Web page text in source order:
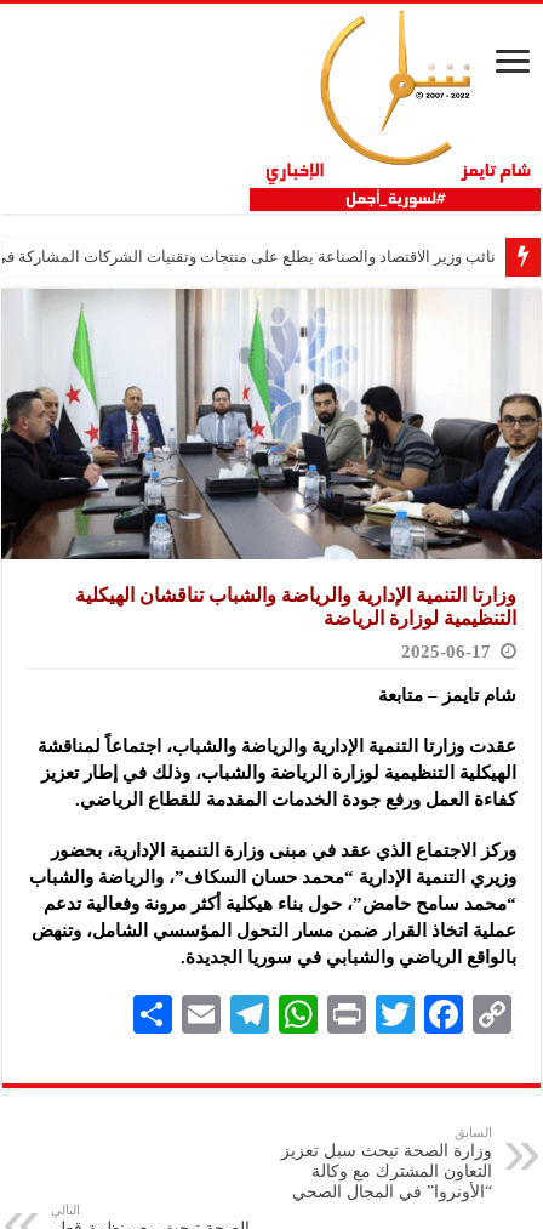
نائب وزير الاقتصاد والصناعة يطلع على منتجات وتقنيات الشركات المشاركة في
وزارتا التنمية الإدارية والرياضة والشباب تناقشان الهيكلية
التنظيمية لوزارة الرياضة
2025-06-17
شام تايمز – متابعة
عقدت وزارتا التنمية الإدارية والرياضة والشباب، اجتماعاً لمناقشة
الهيكلية التنظيمية لوزارة الرياضة والشباب، وذلك في إطار تعزيز
كفاءة العمل ورفع جودة الخدمات المقدمة للقطاع الرياضي.
وركز الاجتماع الذي عقد في مبنى وزارة التنمية الإدارية، بحضور
وزيري التنمية الإدارية “محمد حسان السكاف”، والرياضة والشباب
“محمد سامح حامض”، حول بناء هيكلية أكثر مرونة وفعالية تدعم
عملية اتخاذ القرار ضمن مسار التحول المؤسسي الشامل، وتنهض
بالواقع الرياضي والشبابي في سوريا الجديدة.
C
p
y
Li
n
F
eb
k
T
tt
P
nt
W
at
Te
gr
E
ai
ar
السابق
وزارة الصحة تبحث سبل تعزيز
التعاون المشترك مع وكالة
“الأونروا” في المجال الصحي
التالي